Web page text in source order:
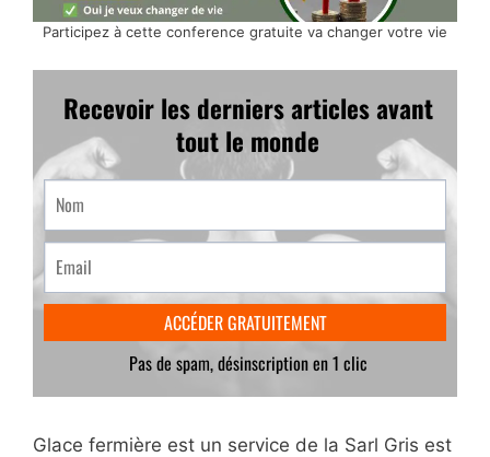
Participez à cette conference gratuite va changer votre vie
Glace fermière est un service de la Sarl Gris est